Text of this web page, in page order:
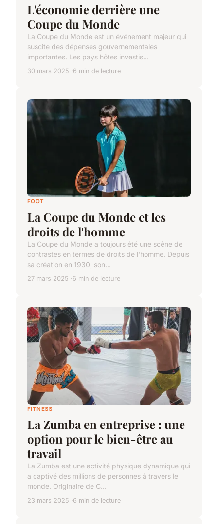
L'économie derrière une
Coupe du Monde
La Coupe du Monde est un événement majeur qui
suscite des dépenses gouvernementales
importantes. Les pays hôtes investis...
30 mars 2025 6 min de lecture
FOOT
La Coupe du Monde et les
droits de l'homme
La Coupe du Monde a toujours été une scène de
contrastes en termes de droits de l'homme. Depuis
sa création en 1930, son...
27 mars 2025 6 min de lecture
FITNESS
La Zumba en entreprise : une
option pour le bien-être au
travail
La Zumba est une activité physique dynamique qui
a captivé des millions de personnes à travers le
monde. Originaire de C...
23 mars 2025 6 min de lecture